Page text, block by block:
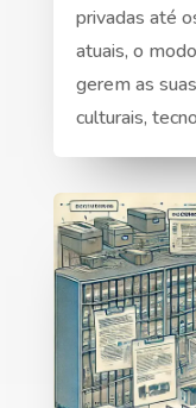
privadas até
atuais, o
gerem as
culturais,